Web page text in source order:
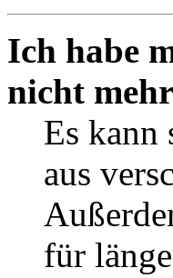
Ich habe
nicht
Es kann
aus
für